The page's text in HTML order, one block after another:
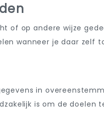
of op andere wijze
wanneer je daar zelf
in
is om de doelen